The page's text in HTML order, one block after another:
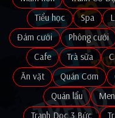
Tiểu học
Spa
Đám cưới
Phông cưới
Cafe
Trà sữa
Ăn vặt
Quán Cơm
Quán lẩu
Tranh Dọc 3 Bức